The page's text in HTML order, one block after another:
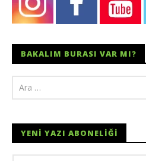
BAKALIM BURASI VAR MI?
YENI YAZI ABONELIĞI